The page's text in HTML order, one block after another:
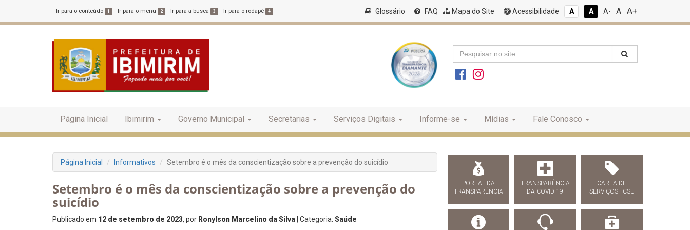
Ir para o conteúdo 1 Ir para o menu 2 Ir para a busca 3 Ir para o rodapé 4 Glossário FAQ Mapa do Site Acessibilidade A A A- A A+
Página Inicial Ibimirim Governo Municipal Secretarias Serviços Digitais Informe-se Mídias Fale Conosco
Página Inicial Informativos Setembro é o mês da conscientização sobre a prevenção do suicídio
Setembro é o mês da conscientização sobre a prevenção do
suicídio
Publicado em 12 de setembro de 2023, por Ronylson Marcelino da Silva | Categoria: Saúde
PORTAL DA
TRANSPARÊNCIA
TRANSPARÊNCIA
DA COVID-19
CARTA DE
SERVIÇOS - CSU